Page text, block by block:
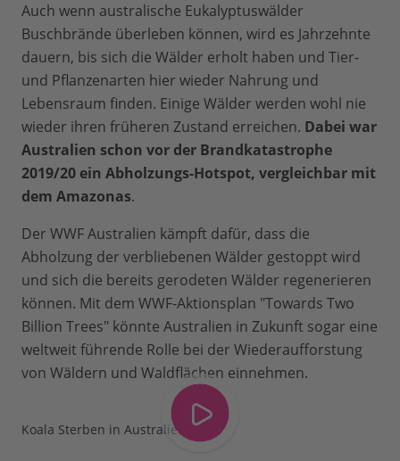
Auch wenn australische Eukalyptuswälder
Buschbrände überleben können, wird es Jahrzehnte
dauern, bis sich die Wälder erholt haben und Tier-
und Pflanzenarten hier wieder Nahrung und
Lebensraum finden. Einige Wälder werden wohl nie
wieder ihren früheren Zustand erreichen. Dabei war
Australien schon vor der Brandkatastrophe
2019/20 ein Abholzungs-Hotspot, vergleichbar mit
dem Amazonas.
Der WWF Australien kämpft dafür, dass die
Abholzung der verbliebenen Wälder gestoppt wird
und sich die bereits gerodeten Wälder regenerieren
können. Mit dem WWF-Aktionsplan "Towards Two
Billion Trees" könnte Australien in Zukunft sogar eine
weltweit führende Rolle bei der Wiederaufforstung
von Wäldern und Waldflächen einnehmen.
Koala Sterben in Australien